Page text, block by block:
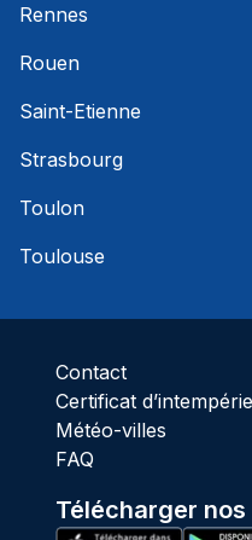
Rennes
Rouen
Saint-Etienne
Strasbourg
Toulon
Toulouse
Contact
Certificat d’intempérie
Météo-villes
FAQ
Télécharger